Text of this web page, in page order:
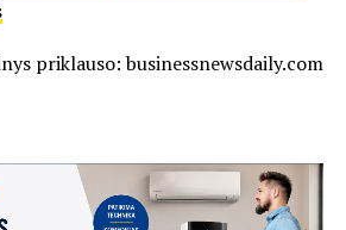
priklauso: businessnewsdaily.com